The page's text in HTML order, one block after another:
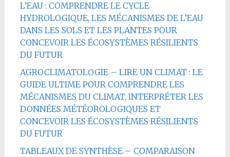
L’EAU : COMPRENDRE LE CYCLE
HYDROLOGIQUE, LES MÉCANISMES DE L’EAU
DANS LES SOLS ET LES PLANTES POUR
CONCEVOIR LES ÉCOSYSTÈMES RÉSILIENTS
DU FUTUR
AGROCLIMATOLOGIE – LIRE UN CLIMAT : LE
GUIDE ULTIME POUR COMPRENDRE LES
MÉCANISMES DU CLIMAT, INTERPRÉTER LES
DONNÉES MÉTÉOROLOGIQUES ET
CONCEVOIR LES ÉCOSYSTÈMES RÉSILIENTS
DU FUTUR
TABLEAUX DE SYNTHÈSE – COMPARAISON